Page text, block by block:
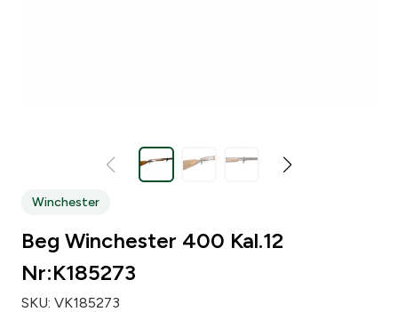
Winchester
Beg Winchester 400 Kal.12
Nr:K185273
SKU: VK185273
Number of loose pipsets since before